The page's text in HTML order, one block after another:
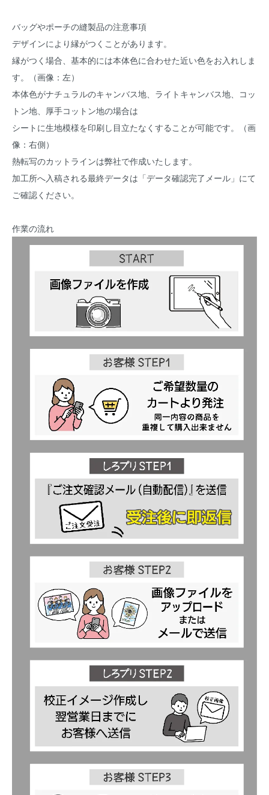
バッグやポーチの縫製品の注意事項
デザインにより縁がつくことがあります。
縁がつく場合、基本的には本体色に合わせた近い色をお入れしま
す。（画像：左）
本体色がナチュラルのキャンバス地、ライトキャンバス地、コッ
トン地、厚手コットン地の場合は
シートに生地模様を印刷し目立たなくすることが可能です。（画
像：右側）
熱転写のカットラインは弊社で作成いたします。
加工所へ入稿される最終データは「データ確認完了メール」にて
ご確認ください。
作業の流れ